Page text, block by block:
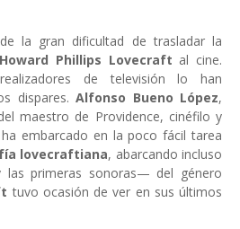
la gran dificultad de trasladar la
Howard Phillips Lovecraft al cine.
de televisión lo han
dispares. Alfonso Bueno López,
maestro de Providence, cinéfilo y
embarcado en la poco fácil tarea
lovecraftiana, abarcando incluso
primeras sonoras— del género
tuvo ocasión de ver en sus últimos